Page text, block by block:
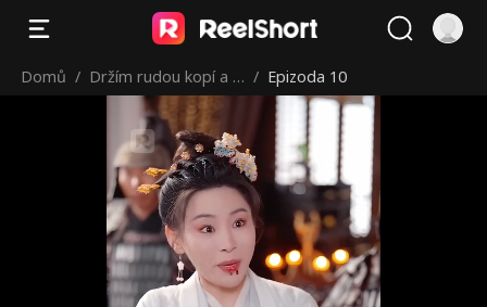
Domů / Držím rudou kopí a p
řísahám na spravedln
/ Epizoda 10